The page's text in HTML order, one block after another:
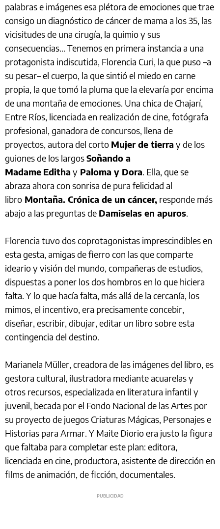
palabras e imágenes esa plétora de emociones que trae
consigo un diagnóstico de cáncer de mama a los 35, las
vicisitudes de una cirugía, la quimio y sus
consecuencias... Tenemos en primera instancia a una
protagonista indiscutida, Florencia Curi, la que puso –a
su pesar– el cuerpo, la que sintió el miedo en carne
propia, la que tomó la pluma que la elevaría por encima
de una montaña de emociones. Una chica de Chajarí,
Entre Ríos, licenciada en realización de cine, fotógrafa
profesional, ganadora de concursos, llena de
proyectos, autora del corto Mujer de tierra y de los
guiones de los largosSoñando a
Madame Editha y Paloma y Dora. Ella, que se
abraza ahora con sonrisa de pura felicidad al
libro Montaña. Crónica de un cáncer, responde más
abajo a las preguntas de Damiselas en apuros.
Florencia tuvo dos coprotagonistas imprescindibles en
esta gesta, amigas de fierro con las que comparte
ideario y visión del mundo, compañeras de estudios,
dispuestas a poner los dos hombros en lo que hiciera
falta. Y lo que hacía falta, más allá de la cercanía, los
mimos, el incentivo, era precisamente concebir,
diseñar, escribir, dibujar, editar un libro sobre esta
contingencia del destino.
Marianela Müller, creadora de las imágenes del libro, es
gestora cultural, ilustradora mediante acuarelas y
otros recursos, especializada en literatura infantil y
juvenil, becada por el Fondo Nacional de las Artes por
su proyecto de juegos Criaturas Mágicas, Personajes e
Historias para Armar. Y Maite Diorio era justo la figura
que faltaba para completar este plan: editora,
licenciada en cine, productora, asistente de dirección en
films de animación, de ficción, documentales.